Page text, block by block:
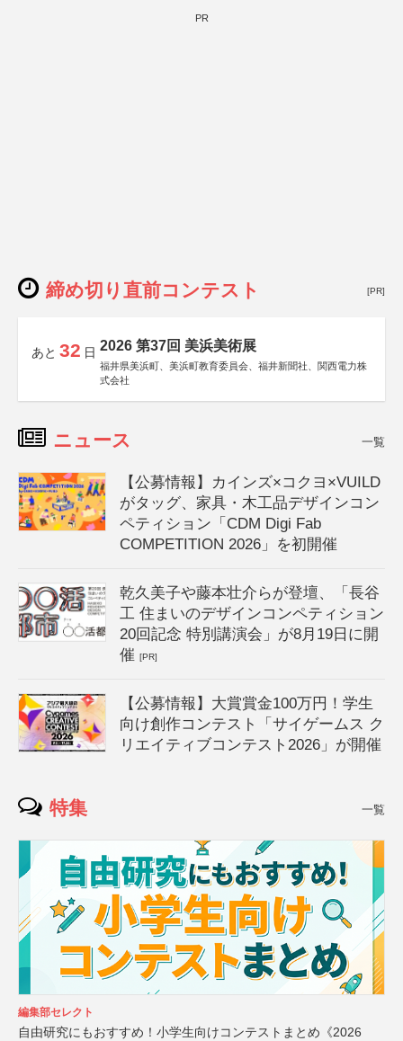
PR
締め切り直前コンテスト [PR]
あと 32 日 2026 第37回 美浜美術展
福井県美浜町、美浜町教育委員会、福井新聞社、関西電力株
式会社
ニュース 一覧
【公募情報】カインズ×コクヨ×VUILD
がタッグ、家具・木工品デザインコン
ペティション「CDM Digi Fab
COMPETITION 2026」を初開催
乾久美子や藤本壮介らが登壇、「長谷
工 住まいのデザインコンペティション
20回記念 特別講演会」が8月19日に開
催[PR]
【公募情報】大賞賞金100万円！学生
向け創作コンテスト「サイゲームス ク
リエイティブコンテスト2026」が開催
特集 一覧
編集部セレクト
自由研究にもおすすめ！小学生向けコンテストまとめ《2026